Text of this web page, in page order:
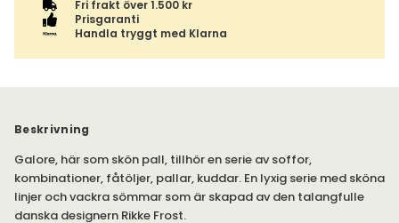
Fri frakt över 1.500 kr
Prisgaranti
Handla tryggt med Klarna
Beskrivning
Galore, här som skön pall, tillhör en serie av soffor,
kombinationer, fåtöljer, pallar, kuddar. En lyxig serie med sköna
linjer och vackra sömmar som är skapad av den talangfulle
danska designern Rikke Frost.